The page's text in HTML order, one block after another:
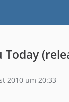
Today
2010 um 20:33